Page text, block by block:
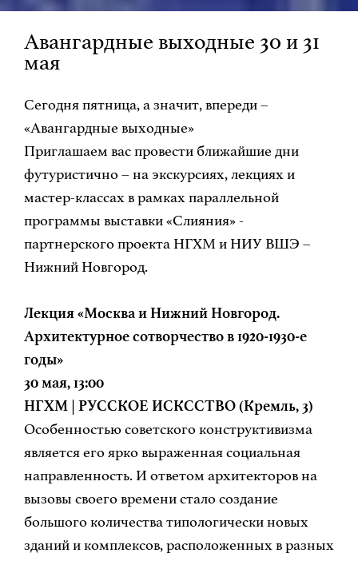
Авангардные выходные 30 и 31
мая
Сегодня пятница, а значит, впереди –
«Авангардные выходные»
Приглашаем вас провести ближайшие дни
футуристично – на экскурсиях, лекциях и
мастер-классах в рамках параллельной
программы выставки «Слияния» -
партнерского проекта НГХМ и НИУ ВШЭ –
Нижний Новгород.
Лекция «Москва и Нижний Новгород.
Архитектурное сотворчество в 1920-1930-е
годы»
30 мая, 13:00
НГХМ | РУССКОЕ ИСКССТВО (Кремль, 3)
Особенностью советского конструктивизма
является его ярко выраженная социальная
направленность. И ответом архитекторов на
вызовы своего времени стало создание
большого количества типологически новых
зданий и комплексов, расположенных в разных